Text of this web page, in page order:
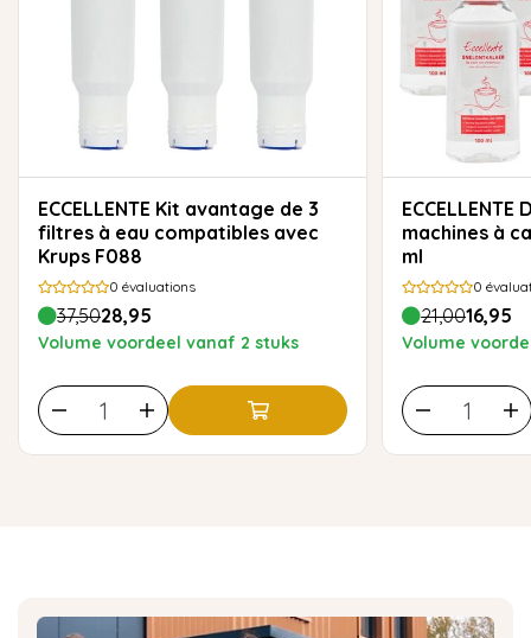
ECCELLENTE Kit avantage de 3
filtres à eau compatibles avec
Krups F088
0 évaluations
37,5028,95
Volume voordeel vanaf 2 stuks
ECCELLENTE Détartrant pour
machines à
ml
0
21,0016,95
Volume